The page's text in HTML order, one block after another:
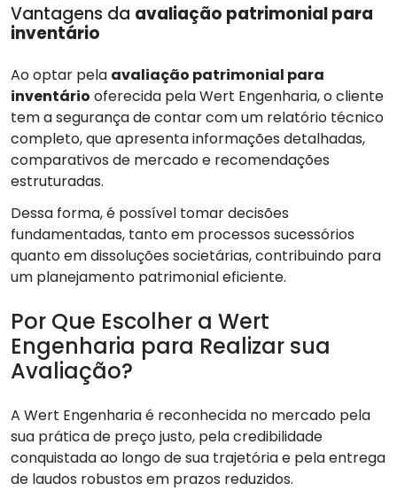
Vantagens da avaliação patrimonial para
inventário
Ao optar pela avaliação patrimonial para
inventário oferecida pela Wert Engenharia, o cliente
tem a segurança de contar com um relatório técnico
completo, que apresenta informações detalhadas,
comparativos de mercado e recomendações
estruturadas.
Dessa forma, é possível tomar decisões
fundamentadas, tanto em processos sucessórios
quanto em dissoluções societárias, contribuindo para
um planejamento patrimonial eficiente.
Por Que Escolher a Wert
Engenharia para Realizar sua
Avaliação?
A Wert Engenharia é reconhecida no mercado pela
sua prática de preço justo, pela credibilidade
conquistada ao longo de sua trajetória e pela entrega
de laudos robustos em prazos reduzidos.